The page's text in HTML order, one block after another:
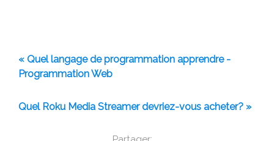
« Quel langage de programmation apprendre -
Programmation Web
Quel Roku Media Streamer devriez-vous acheter? »